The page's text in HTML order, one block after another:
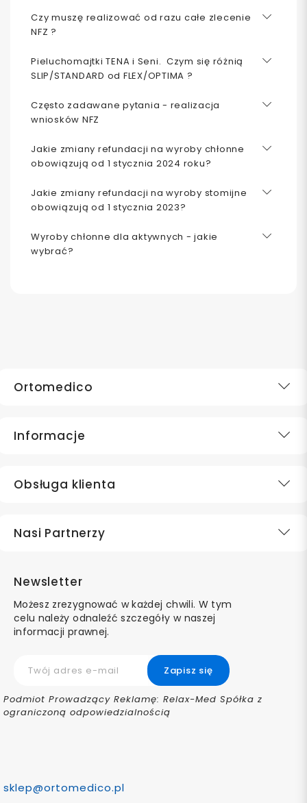
Czy muszę realizować od razu całe zlecenie
NFZ ?
Pieluchomajtki TENA i Seni. Czym się różnią
SLIP/STANDARD od FLEX/OPTIMA ?
Często zadawane pytania - realizacja
wniosków NFZ
Jakie zmiany refundacji na wyroby chłonne
obowiązują od 1 stycznia 2024 roku?
Jakie zmiany refundacji na wyroby stomijne
obowiązują od 1 stycznia 2023?
Wyroby chłonne dla aktywnych - jakie
wybrać?
Ortomedico
Informacje
Obsługa klienta
Nasi Partnerzy
Newsletter
Możesz zrezygnować w każdej chwili. W tym
celu należy odnaleźć szczegóły w naszej
informacji prawnej.
Podmiot Prowadzący Reklamę: Relax-Med Spółka z
ograniczoną odpowiedzialnością
sklep@ortomedico.pl